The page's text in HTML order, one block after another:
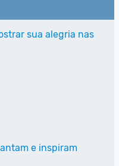
sua alegria nas
e inspiram